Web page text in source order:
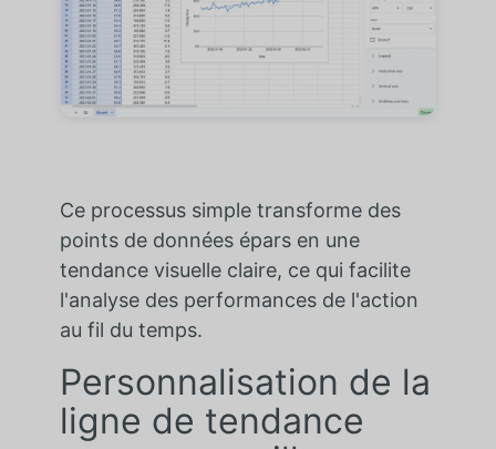
Ce processus simple transforme des
points de données épars en une
tendance visuelle claire, ce qui facilite
l'analyse des performances de l'action
au fil du temps.
Personnalisation de la
ligne de tendance